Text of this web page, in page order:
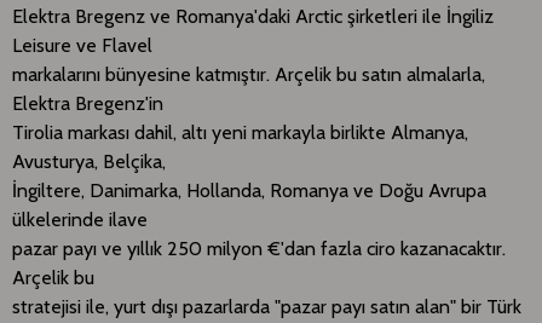
Elektra Bregenz ve Romanya'daki Arctic şirketleri ile İngiliz
Leisure ve Flavel
markalarını bünyesine katmıştır. Arçelik bu satın almalarla,
Elektra Bregenz'in
Tirolia markası dahil, altı yeni markayla birlikte Almanya,
Avusturya, Belçika,
İngiltere, Danimarka, Hollanda, Romanya ve Doğu Avrupa
ülkelerinde ilave
pazar payı ve yıllık 250 milyon €'dan fazla ciro kazanacaktır.
Arçelik bu
stratejisi ile, yurt dışı pazarlarda "pazar payı satın alan" bir Türk